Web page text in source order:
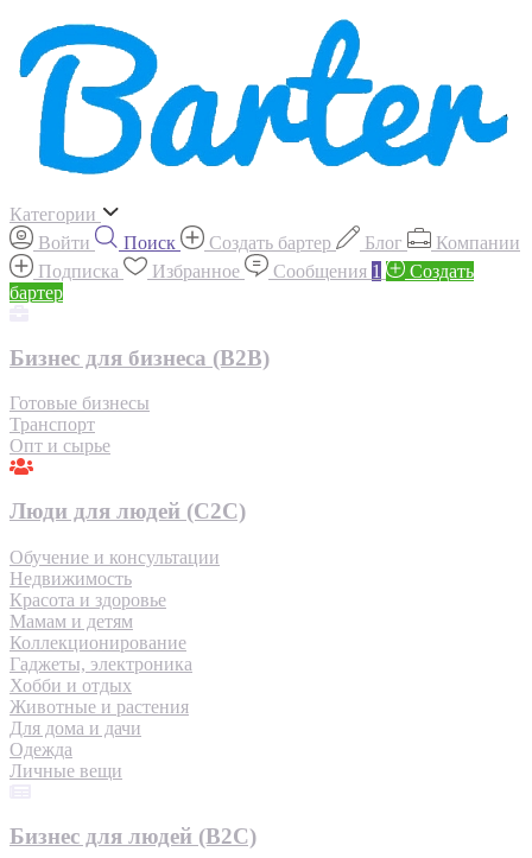
Категории
Войти
Поиск Создать бартер Блог
Компании
Подписка
Избранное Сообщения 1
Создать
бартер
Бизнес для бизнеса (B2B)
Готовые бизнесы
Транспорт
Опт и сырье
Люди для людей (С2С)
Обучение и консультации
Недвижимость
Красота и здоровье
Мамам и детям
Коллекционирование
Гаджеты, электроника
Хобби и отдых
Животные и растения
Для дома и дачи
Одежда
Личные вещи
Бизнес для людей (B2C)